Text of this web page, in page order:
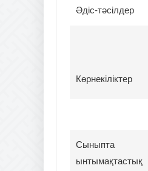
Әдіс-тәсілдер
Көрнекіліктер
Сыныпта
ынтымақтастық